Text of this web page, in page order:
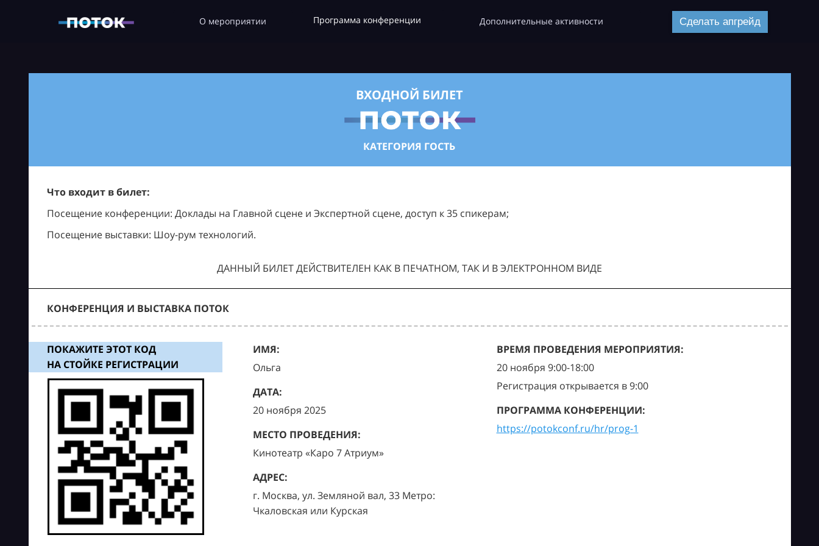
О мероприятии Программа конференции Дополнительные активности Сделать апгрейд
ВХОДНОЙ БИЛЕТ
КАТЕГОРИЯ ГОСТЬ
Что входит в билет:
Посещение конференции: Доклады на Главной сцене и Экспертной сцене, доступ к 35 спикерам;
Посещение выставки: Шоу-рум технологий.
ДАННЫЙ БИЛЕТ ДЕЙСТВИТЕЛЕН КАК В ПЕЧАТНОМ, ТАК И В ЭЛЕКТРОННОМ ВИДЕ
КОНФЕРЕНЦИЯ И ВЫСТАВКА ПОТОК
ПОКАЖИТЕ ЭТОТ КОД
НА СТОЙКЕ РЕГИСТРАЦИИ
ИМЯ:
Ольга
ДАТА:
20 ноября 2025
МЕСТО ПРОВЕДЕНИЯ:
Кинотеатр «Каро 7 Атриум»
АДРЕС:
г. Москва, ул. Земляной вал, 33 Метро:
Чкаловская или Курская
ВРЕМЯ ПРОВЕДЕНИЯ МЕРОПРИЯТИЯ:
20 ноября 9:00-18:00
Регистрация открывается в 9:00
ПРОГРАММА КОНФЕРЕНЦИИ:
https://potokconf.ru/hr/prog-1